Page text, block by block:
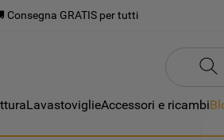
Consegna GRATIS per tutti
LavastoviglieAccessori e ricambi